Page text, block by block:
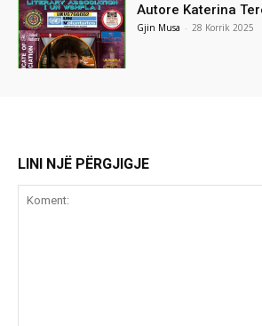
Autore Katerina
Gjin Musa - 28 Korrik 2025
LINI NJË PËRGJIGJE